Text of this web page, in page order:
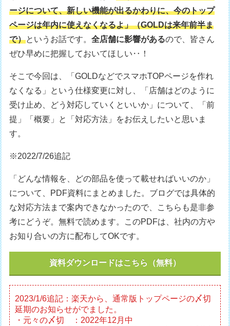
ージについて、新しい機能が出るかわりに、今のトップ
ページは年内に使えなくなるよ」（GOLDは来年前半ま
で）というお話です。全店舗に影響があるので、皆さん
ぜひ早めに把握しておいてほしい‥！
そこで今回は、「GOLDなどでスマホTOPページを作れ
なくなる」という仕様変更に対し、「店舗はどのように
受け止め、どう対応していくといいか」について、「前
提」「概要」と「対応方法」をお伝えしたいと思いま
す。
※2022/7/26追記
「どんな情報を、どの部品を使って載せればいいのか」
について、PDF資料にまとめました。ブログでは具体的
な対応方法まで案内できなかったので、こちらも是非参
考にどうぞ。無料で読めます。このPDFは、社内の方や
お知り合いの方に配布してOKです。
資料ダウンロードはこちら（無料）
2023/1/6追記：楽天から、通常版トップページの〆切
延期のお知らせがでました。
・元々の〆切 ：2022年12月中